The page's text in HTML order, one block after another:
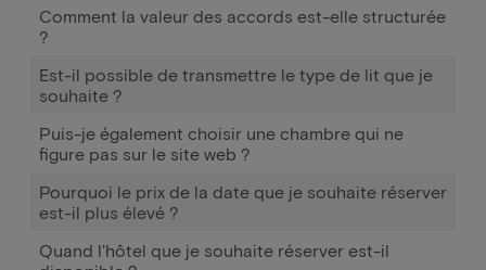
Comment la valeur des accords est-elle structurée
?
Est-il possible de transmettre le type de lit que je
souhaite ?
Puis-je également choisir une chambre qui ne
figure pas sur le site web ?
Pourquoi le prix de la date que je souhaite réserver
est-il plus élevé ?
Quand l'hôtel que je souhaite réserver est-il